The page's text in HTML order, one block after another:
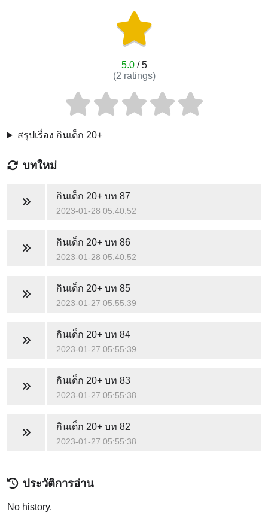
5.0/ 5
(2 ratings)
สรุปเรื่อง กินเด็ก 20+
บทใหม่
กินเด็ก 20+บท 87
2023-01-28 05:40:52
กินเด็ก 20+บท 86
2023-01-28 05:40:52
กินเด็ก 20+บท 85
2023-01-27 05:55:39
กินเด็ก 20+บท 84
2023-01-27 05:55:39
กินเด็ก 20+บท 83
2023-01-27 05:55:38
กินเด็ก 20+บท 82
2023-01-27 05:55:38
ประวัติการอ่าน
No history.